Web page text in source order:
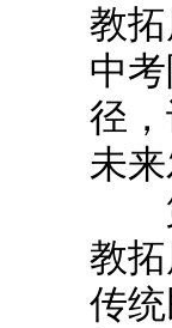
教
中
径
未
第
教
传